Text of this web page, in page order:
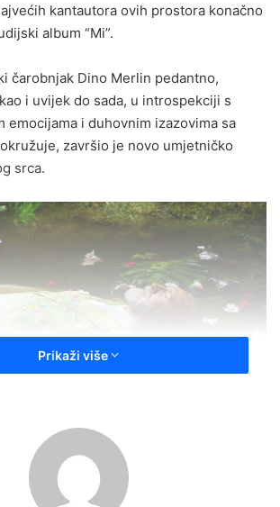
kantautora ovih prostora konačno
album “Mi”.
čarobnjak Dino Merlin pedantno,
i uvijek do sada, u introspekciji s
emocijama i duhovnim izazovima sa
završio je novo umjetničko
srca.
3.18.24.240840988-YEV 0x42f402e7
Prikaži više